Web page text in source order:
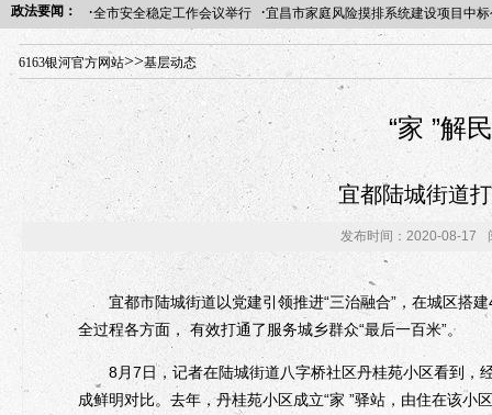
政法要闻： ·全市安全稳定工作会议举行 ·宜昌市家庭风险摸排系统建设项目中
年“招才兴业”事业单位人才引进·北京站人民大学入校工作提醒
6163银河官方网站>>基层动态
“家 ”解
宜都陆城街道
发布时间：2020-08-17
宜都市陆城街道以党建引领推进“三治融合”，在城区搭建
全过程各方面， 有效打通了服务城乡群众“最后一百米”。
8月7日，记者在陆城街道八字桥社区丹桂苑小区看到，经
成鲜明对比。去年，丹桂苑小区成立“家 ”驿站，由住在该